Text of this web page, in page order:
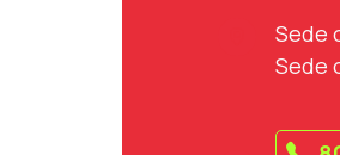
Sede
Sede